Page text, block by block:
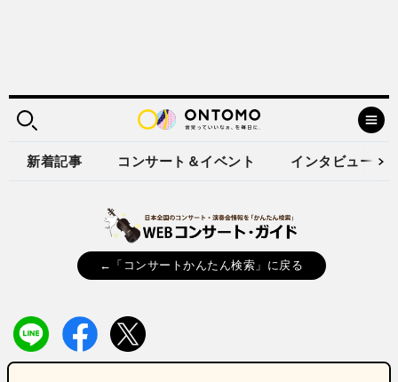
新着記事 コンサート＆イベント インタビュー
←「コンサートかんたん検索」に戻る